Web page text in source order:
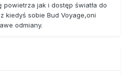
powietrza jak i dostęp światła do
kiedyś sobie Bud Voyage,oni
odmiany.